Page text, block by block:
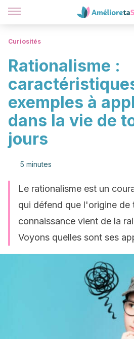
Curiosités
Rationalisme :
exemples à
dans la vie de
jours
5 minutes
Le rationalisme est un
qui défend que l'origine de
connaissance vient de la
Voyons quelles sont ses